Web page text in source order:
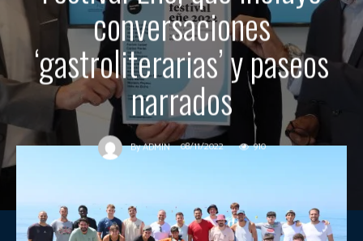
conversaciones
‘gastroliterarias’ y paseos
narrados
ByADMIN 08/11/2022 910